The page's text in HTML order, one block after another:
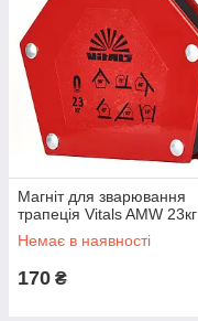
Магніт для зварювання
трапеція Vitals AMW 23кг
Немає в наявності
170 ₴